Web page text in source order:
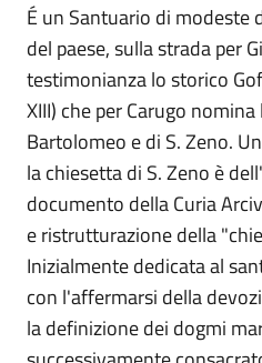
É un Santuario di modeste
del paese, sulla strada per
testimonianza lo storico
XIII) che per Carugo nomina
Bartolomeo e di S. Zeno.
la chiesetta di S. Zeno è
documento della Curia
e ristrutturazione della
Inizialmente dedicata al
con l'affermarsi della
la definizione dei dogmi